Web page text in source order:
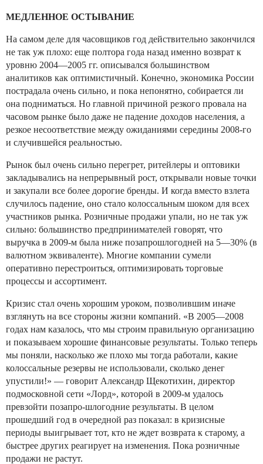
МЕДЛЕННОЕ ОСТЫВАНИЕ
На самом деле для часовщиков год действительно закончился
не так уж плохо: еще полтора года назад именно возврат к
уровню 2004—2005 гг. описывался большинством
аналитиков как оптимистичный. Конечно, экономика России
пострадала очень сильно, и пока непонятно, собирается ли
она подниматься. Но главной причиной резкого провала на
часовом рынке было даже не падение доходов населения, а
резкое несоответствие между ожиданиями середины 2008-го
и случившейся реальностью.
Рынок был очень сильно перегрет, ритейлеры и оптовики
закладывались на непрерывный рост, открывали новые точки
и закупали все более дорогие бренды. И когда вместо взлета
случилось падение, оно стало колоссальным шоком для всех
участников рынка. Розничные продажи упали, но не так уж
сильно: большинство предпринимателей говорят, что
выручка в 2009-м была ниже позапрошлогодней на 5—30% (в
валютном эквиваленте). Многие компании сумели
оперативно перестроиться, оптимизировать торговые
процессы и ассортимент.
Кризис стал очень хорошим уроком, позволившим иначе
взглянуть на все стороны жизни компаний. «В 2005—2008
годах нам казалось, что мы строим правильную организацию
и показываем хорошие финансовые результаты. Только теперь
мы поняли, насколько же плохо мы тогда работали, какие
колоссальные резервы не использовали, сколько денег
упустили!» — говорит Александр Щекотихин, директор
подмосковной сети «Лорд», которой в 2009-м удалось
превзойти позапро-шлогодние результаты. В целом
прошедший год в очередной раз показал: в кризисные
периоды выигрывает тот, кто не ждет возврата к старому, а
быстрее других реагирует на изменения. Пока розничные
продажи не растут.